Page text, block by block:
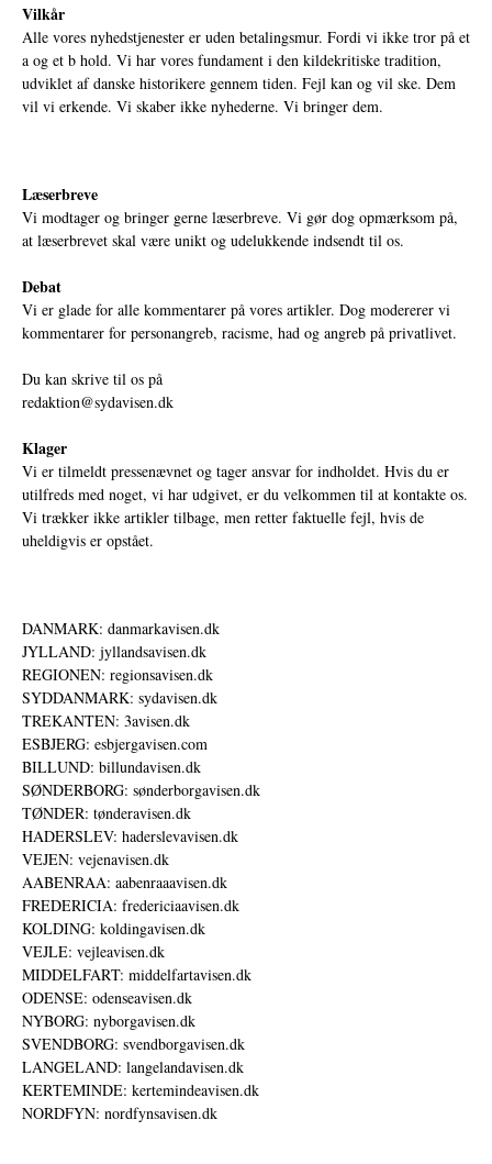
Vilkår
Alle vores nyhedstjenester er uden betalingsmur. Fordi vi ikke tror på et
a og et b hold. Vi har vores fundament i den kildekritiske tradition,
udviklet af danske historikere gennem tiden. Fejl kan og vil ske. Dem
vil vi erkende. Vi skaber ikke nyhederne. Vi bringer dem.
Læserbreve
Vi modtager og bringer gerne læserbreve. Vi gør dog opmærksom på,
at læserbrevet skal være unikt og udelukkende indsendt til os.
Debat
Vi er glade for alle kommentarer på vores artikler. Dog modererer vi
kommentarer for personangreb, racisme, had og angreb på privatlivet.
Du kan skrive til os på
redaktion@sydavisen.dk
Klager
Vi er tilmeldt pressenævnet og tager ansvar for indholdet. Hvis du er
utilfreds med noget, vi har udgivet, er du velkommen til at kontakte os.
Vi trækker ikke artikler tilbage, men retter faktuelle fejl, hvis de
uheldigvis er opstået.
DANMARK: danmarkavisen.dk
JYLLAND: jyllandsavisen.dk
REGIONEN: regionsavisen.dk
SYDDANMARK: sydavisen.dk
TREKANTEN: 3avisen.dk
ESBJERG: esbjergavisen.com
BILLUND: billundavisen.dk
SØNDERBORG: sønderborgavisen.dk
TØNDER: tønderavisen.dk
HADERSLEV: haderslevavisen.dk
VEJEN: vejenavisen.dk
AABENRAA: aabenraaavisen.dk
FREDERICIA: fredericiaavisen.dk
KOLDING: koldingavisen.dk
VEJLE: vejleavisen.dk
MIDDELFART: middelfartavisen.dk
ODENSE: odenseavisen.dk
NYBORG: nyborgavisen.dk
SVENDBORG: svendborgavisen.dk
LANGELAND: langelandavisen.dk
KERTEMINDE: kertemindeavisen.dk
NORDFYN: nordfynsavisen.dk